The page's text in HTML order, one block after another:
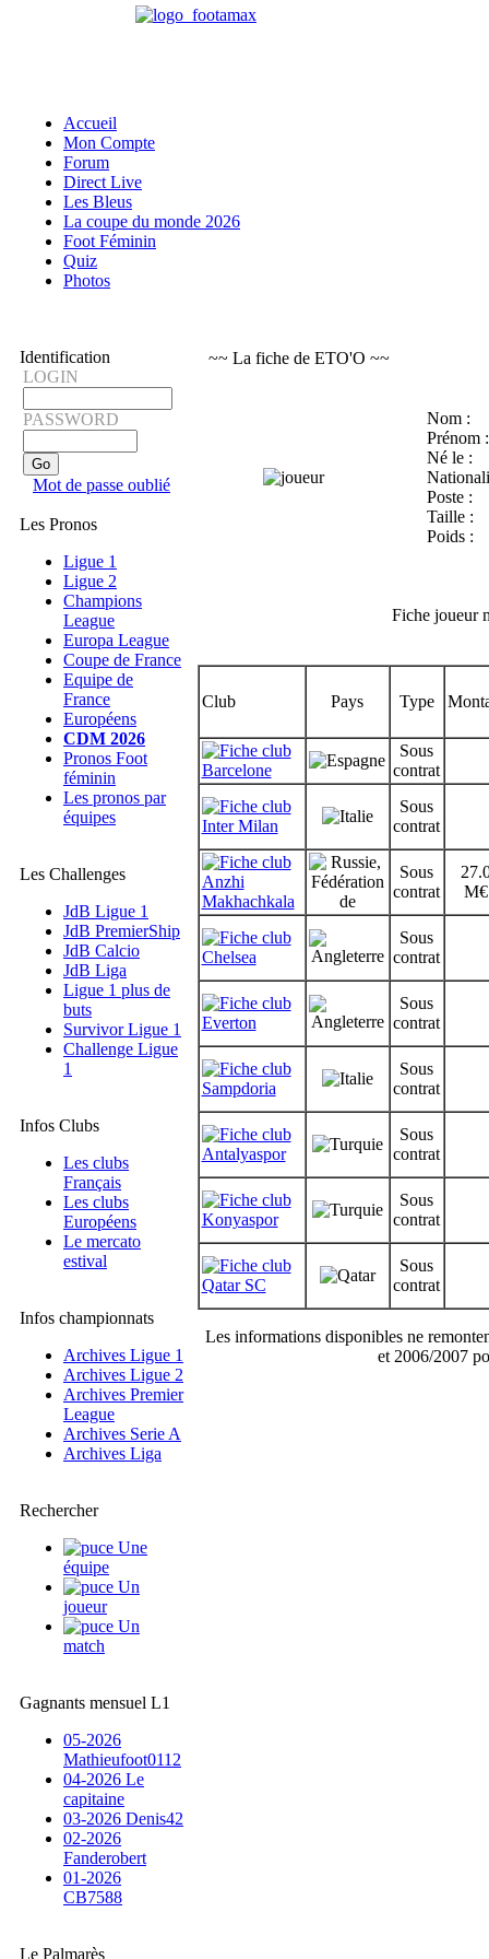
Accueil
Mon Compte
Forum
Direct Live
Les Bleus
La coupe du monde 2026
Foot Féminin
Quiz
Photos
Identification
LOGIN
PASSWORD
Mot de passe oublié
Les Pronos
Ligue 1
Ligue 2
Champions
League
Europa League
Coupe de France
Equipe de
France
Européens
CDM 2026
Pronos Foot
féminin
Les pronos par
équipes
Les Challenges
JdB Ligue 1
JdB PremierShip
JdB Calcio
JdB Liga
Ligue 1 plus de
buts
Survivor Ligue 1
Challenge Ligue
1
Infos Clubs
Les clubs
Français
Les clubs
Européens
Le mercato
estival
Infos championnats
Archives Ligue 1
Archives Ligue 2
Archives Premier
League
Archives Serie A
Archives Liga
Rechercher
Une
équipe
Un
joueur
Un
match
Gagnants mensuel L1
05-2026
Mathieufoot0112
04-2026 Le
capitaine
03-2026 Denis42
02-2026
Fanderobert
01-2026
CB7588
Le Palmarès
~~ La fiche de ETO'O ~~
Nom :
Prénom :
Né le :
Poste :
Taille :
Poids :
Fiche joueur
Club Pays Type
Barcelone
Sous
contrat
Inter Milan
Sous
contrat
Anzhi
Makhachkala
Sous
contrat
M€
Chelsea
Sous
contrat
Everton
Sous
contrat
Sampdoria
Sous
contrat
Antalyaspor
Sous
contrat
Konyaspor
Sous
contrat
Qatar SC
Sous
contrat
Les informations disponibles ne
et 2006/2007